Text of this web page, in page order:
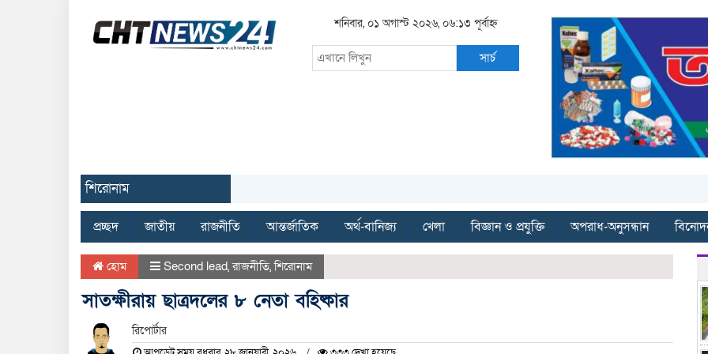
শনিবার, ০১ অগাস্ট ২০২৬, ০৬:১৩ পূর্বাহ্ন
সার্চ
শিরোনাম
প্রচ্ছদ জাতীয় রাজনীতি আন্তর্জাতিক অর্থ-বানিজ্য খেলা বিজ্ঞান ও প্রযুক্তি অপরাধ-অনুসন্ধান
হোম Second lead,রাজনীতি,শিরোনাম
সাতক্ষীরায় ছাত্রদলের ৮ নেতা বহিষ্কার
রিপোর্টার